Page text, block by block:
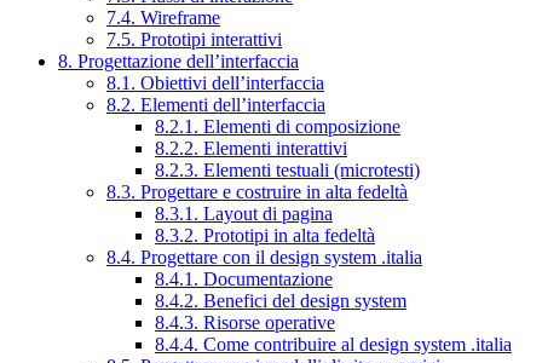
7.4. Wireframe
7.5. Prototipi interattivi
8. Progettazione dell’interfaccia
8.1. Obiettivi dell’interfaccia
8.2. Elementi dell’interfaccia
8.2.1. Elementi di composizione
8.2.2. Elementi interattivi
8.2.3. Elementi testuali (microtesti)
8.3. Progettare e costruire in alta fedeltà
8.3.1. Layout di pagina
8.3.2. Prototipi in alta fedeltà
8.4. Progettare con il design system .italia
8.4.1. Documentazione
8.4.2. Benefici del design system
8.4.3. Risorse operative
8.4.4. Come contribuire al design system .italia